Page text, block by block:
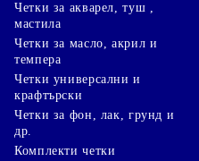
Четки за акварел, туш ,
мастила
Четки за масло, акрил и
темпера
Четки универсални и
крафтърски
Четки за фон, лак, грунд и
др.
Комплекти четки